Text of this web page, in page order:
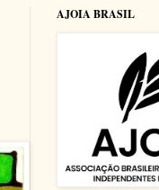
AJOIA BRASIL